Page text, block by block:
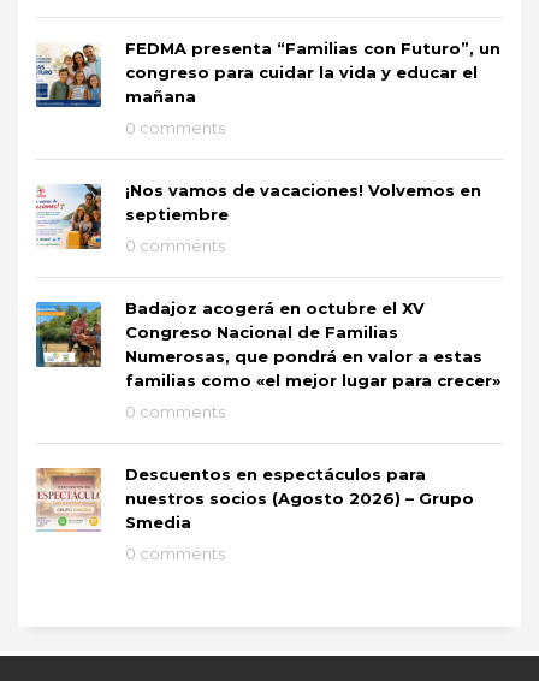
FEDMA presenta “Familias con Futuro”, un
congreso para cuidar la vida y educar el
mañana
0 comments
¡Nos vamos de vacaciones! Volvemos en
septiembre
0 comments
Badajoz acogerá en octubre el XV
Congreso Nacional de Familias
Numerosas, que pondrá en valor a estas
familias como «el mejor lugar para crecer»
0 comments
Descuentos en espectáculos para
nuestros socios (Agosto 2026) – Grupo
Smedia
0 comments